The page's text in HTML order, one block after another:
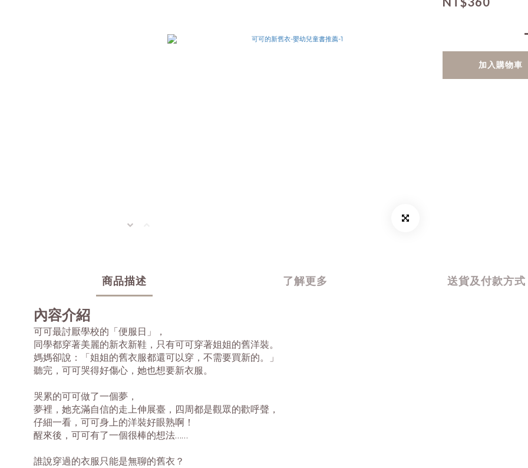
加入購物車
商品描述 了解更多 送貨及付款方式
內容介紹
可可最討厭學校的「便服日」，
同學都穿著美麗的新衣新鞋，只有可可穿著姐姐的舊洋裝。
媽媽卻說：「姐姐的舊衣服都還可以穿，不需要買新的。」
聽完，可可哭得好傷心，她也想要新衣服。
哭累的可可做了一個夢，
夢裡，她充滿自信的走上伸展臺，四周都是觀眾的歡呼聲，
仔細一看，可可身上的洋裝好眼熟啊！
醒來後，可可有了一個很棒的想法……
誰說穿過的衣服只能是無聊的舊衣？